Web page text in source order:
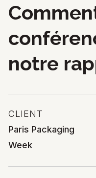
notre
CLIENT
Paris Packaging
Week